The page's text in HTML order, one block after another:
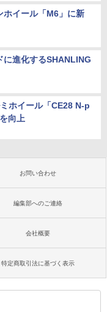
ホイール「M6」に新
に進化するSHANLING
ホイール「CE28 N-p
向上
お問い合わせ
編集部へのご連絡
会社概要
特定商取引法に基づく表示